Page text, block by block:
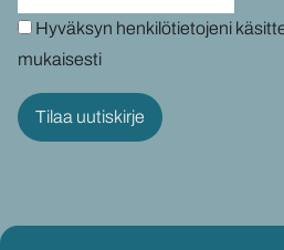
Hyväksyn henkilötietojeni
mukaisesti